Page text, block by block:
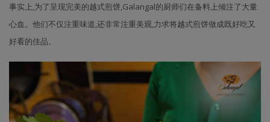
事实上,为了呈现完美的越式煎饼,Galangal的厨师们在备料上倾注了大量
心血。他们不仅注重味道,还非常注重美观,力求将越式煎饼做成既好吃又
好看的佳品。